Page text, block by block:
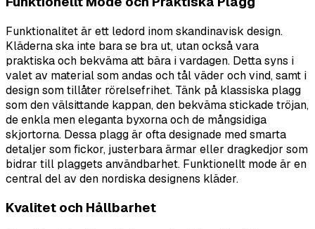
Funktionalitet är ett ledord inom skandinavisk design.
Kläderna ska inte bara se bra ut, utan också vara
praktiska och bekväma att bära i vardagen. Detta syns i
valet av material som andas och tål väder och vind, samt i
design som tillåter rörelsefrihet. Tänk på klassiska plagg
som den välsittande kappan, den bekväma stickade tröjan,
de enkla men eleganta byxorna och de mångsidiga
skjortorna. Dessa plagg är ofta designade med smarta
detaljer som fickor, justerbara ärmar eller dragkedjor som
bidrar till plaggets användbarhet. Funktionellt mode är en
central del av den nordiska designens kläder.
Kvalitet och Hållbarhet